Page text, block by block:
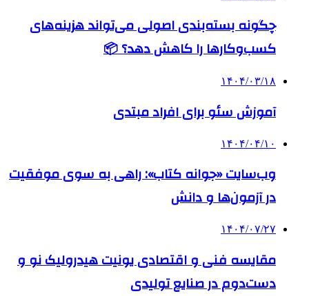
چگونه بسته‌بندی اصولی می‌تواند هزینه‌های
کسب‌وکارها را کاهش دهد؟ 📦
۱۴۰۴/۰۳/۱۸
آموزش سئو برای افراد مبتدی
۱۴۰۴/۰۴/۱۰
وب‌سایت «جوانه کتاب»: راهی به سوی موفقیت
در آزمون‌ها و دانش
۱۴۰۴/۰۷/۲۷
مقایسه فنی و اقتصادی یونیت هیدرولیک نو و
دست‌دوم در صنایع تولیدی